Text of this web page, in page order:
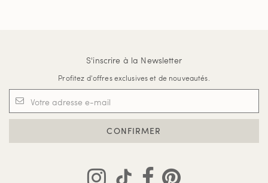
S'inscrire à la Newsletter
Profitez d'offres exclusives et de nouveautés.
CONFIRMER